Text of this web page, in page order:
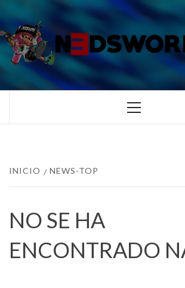
al
contenido
TUS ESPECIALISTAS EN
Menú
INICIO NEWS-TOP
NO SE HA
ENCONTRADO